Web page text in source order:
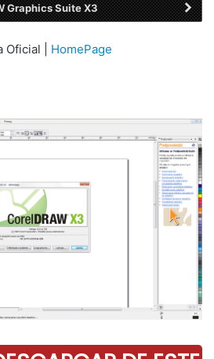
Graphics Suite X3
Oficial | HomePage